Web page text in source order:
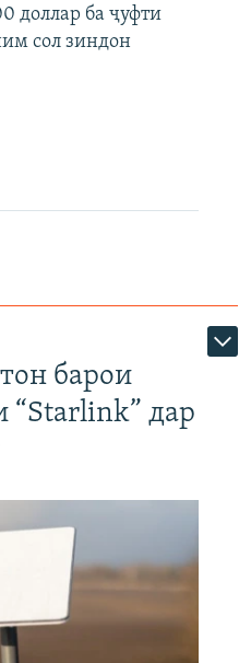
доллар ба ҷуфти
сол зиндон
барои
“Starlink” дар